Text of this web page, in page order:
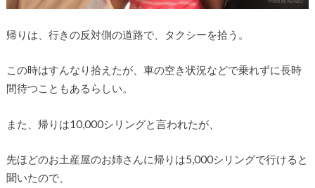
帰りは、行きの反対側の道路で、タクシーを拾う。
この時はすんなり拾えたが、車の空き状況などで乗れずに長時
間待つこともあるらしい。
また、帰りは10,000シリングと言われたが、
先ほどのお土産屋のお姉さんに帰りは5,000シリングで行けると
聞いたので、